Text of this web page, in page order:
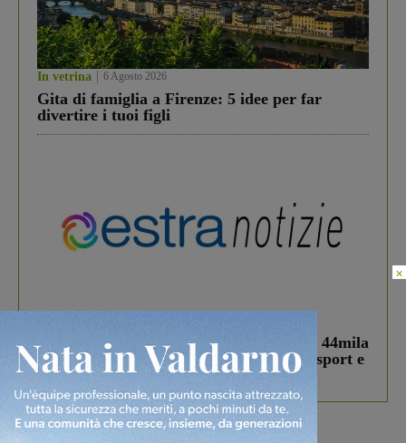
In vetrina 6 Agosto 2026
Gita di famiglia a Firenze: 5 idee per far
divertire i tuoi figli
Estra Notizie agosto: Smart Cities, oltre 44mila
studenti coinvolti, torna il bando per lo sport e
debutta il podcast Estrair
×